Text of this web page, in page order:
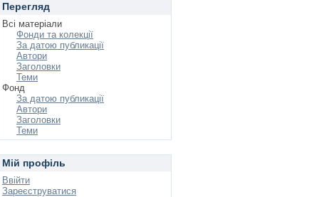
Перегляд
Всі матеріали
Фонди та колекції
За датою публикації
Автори
Заголовки
Теми
Фонд
За датою публикації
Автори
Заголовки
Теми
Мій профіль
Ввійти
Зареєструватися